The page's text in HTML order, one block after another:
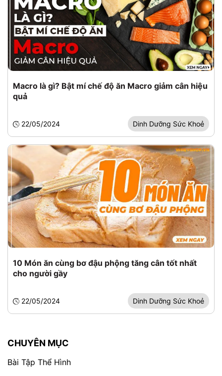
Macro là gì? Bật mí chế độ ăn Macro giảm cân hiệu
quả
22/05/2024 Dinh Dưỡng Sức Khoẻ
10 Món ăn cùng bơ đậu phộng tăng cân tốt nhất
cho người gầy
22/05/2024 Dinh Dưỡng Sức Khoẻ
CHUYÊN MỤC
Bài Tập Thể Hình